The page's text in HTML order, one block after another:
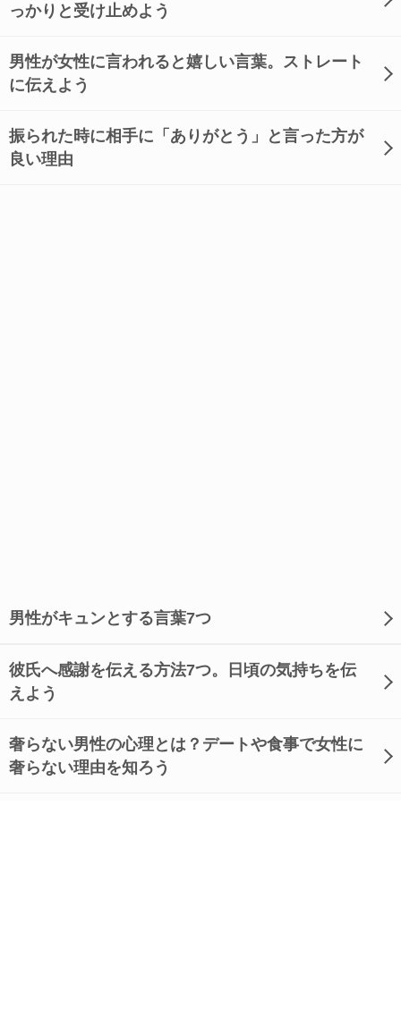
っかりと受け止めよう
男性が女性に言われると嬉しい言葉。ストレート
に伝えよう
振られた時に相手に「ありがとう」と言った方が
良い理由
男性がキュンとする言葉7つ
彼氏へ感謝を伝える方法7つ。日頃の気持ちを伝
えよう
奢らない男性の心理とは？デートや食事で女性に
奢らない理由を知ろう